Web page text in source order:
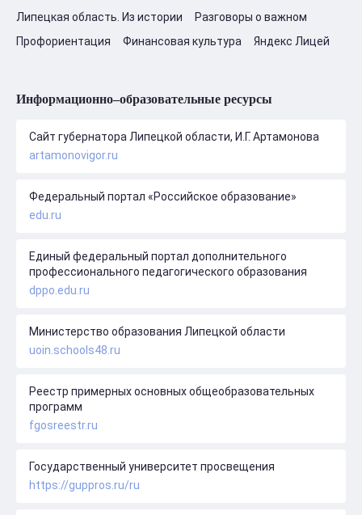
Липецкая область. Из истории
Разговоры о важном
Профориентация
Финансовая культура Яндекс Лицей
Информационно–образовательные ресурсы
Сайт губернатора Липецкой области, И.Г. Артамонова
artamonovigor.ru
Федеральный портал «Российское образование»
edu.ru
Единый федеральный портал дополнительного
профессионального педагогического образования
dppo.edu.ru
Министерство образования Липецкой области
uoin.schools48.ru
Реестр примерных основных общеобразовательных
программ
fgosreestr.ru
Государственный университет просвещения
https://guppros.ru/ru